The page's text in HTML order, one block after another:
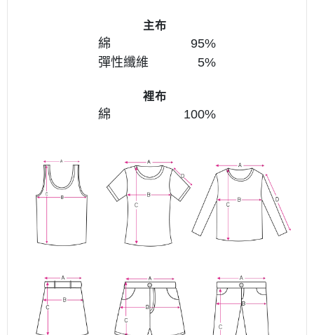
主布
綿 95%
彈性纖維 5%
裡布
綿 100%